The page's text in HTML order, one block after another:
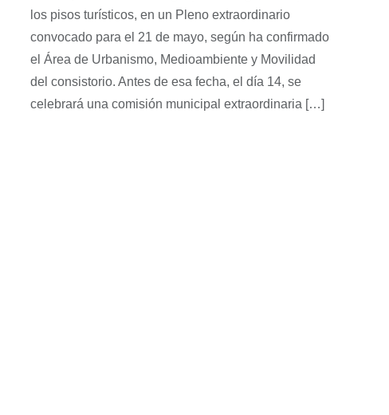
los pisos turísticos, en un Pleno extraordinario
convocado para el 21 de mayo, según ha confirmado
el Área de Urbanismo, Medioambiente y Movilidad
del consistorio. Antes de esa fecha, el día 14, se
celebrará una comisión municipal extraordinaria […]